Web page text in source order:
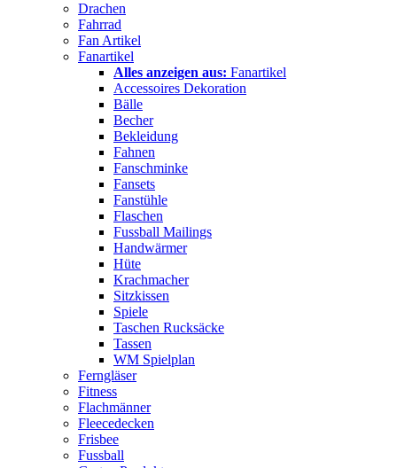
Drachen
Fahrrad
Fan Artikel
Fanartikel
Alles anzeigen aus: Fanartikel
Accessoires Dekoration
Bälle
Becher
Bekleidung
Fahnen
Fanschminke
Fansets
Fanstühle
Flaschen
Fussball Mailings
Handwärmer
Hüte
Krachmacher
Sitzkissen
Spiele
Taschen Rucksäcke
Tassen
WM Spielplan
Ferngläser
Fitness
Flachmänner
Fleecedecken
Frisbee
Fussball